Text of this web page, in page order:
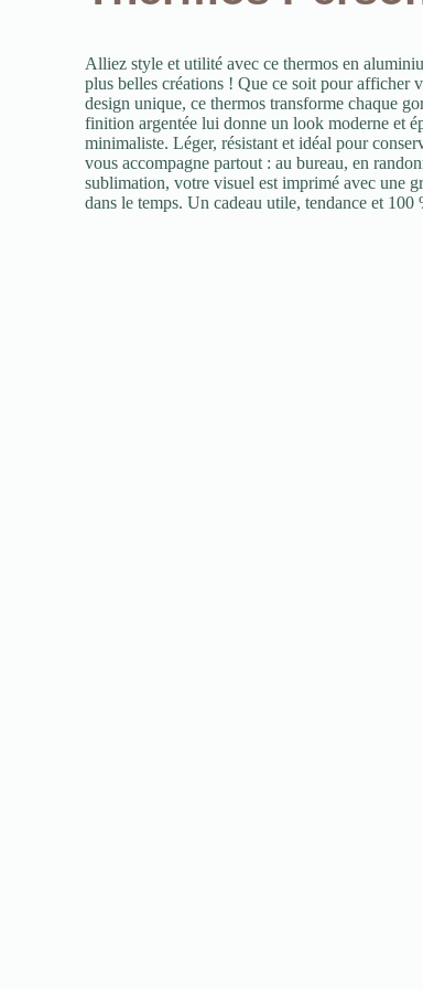
Alliez style et utilité avec ce thermos en
plus belles créations ! Que ce soit pour afficher
design unique, ce thermos transforme chaque
finition argentée lui donne un look moderne et
minimaliste. Léger, résistant et idéal pour
vous accompagne partout : au bureau, en
sublimation, votre visuel est imprimé avec une
dans le temps. Un cadeau utile, tendance et